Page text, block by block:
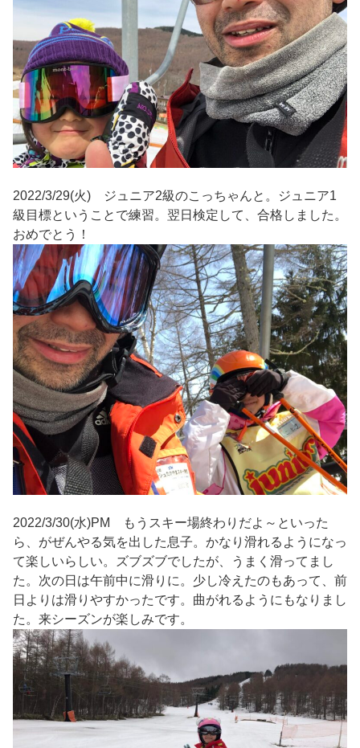
2022/3/29(火) ジュニア2級のこっちゃんと。ジュニア1
級目標ということで練習。翌日検定して、合格しました。
おめでとう！
2022/3/30(水)PM もうスキー場終わりだよ～といった
ら、がぜんやる気を出した息子。かなり滑れるようになっ
て楽しいらしい。ズブズブでしたが、うまく滑ってまし
た。次の日は午前中に滑りに。少し冷えたのもあって、前
日よりは滑りやすかったです。曲がれるようにもなりまし
た。来シーズンが楽しみです。